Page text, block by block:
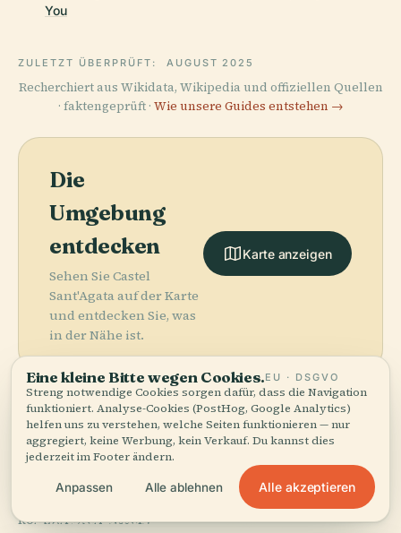
You
ZULETZT ÜBERPRÜFT: AUGUST 2025
Recherchiert aus Wikidata, Wikipedia und offiziellen Quellen
· faktengeprüft · Wie unsere Guides entstehen →
Die
Umgebung
entdecken
Sehen Sie Castel
Sant'Agata auf der Karte
und entdecken Sie, was
in der Nähe ist.
Karte anzeigen
More inSavona.
11 Orte zu entdecken — ein paar, die sich gut
kombinieren lassen.
Kathedrale Von
PLACE
Torre Del
PLACE
Eine kleine Bitte wegen Cookies.EU · DSGVO
Streng notwendige Cookies sorgen dafür, dass die Navigation
funktioniert. Analyse-Cookies (PostHog, Google Analytics)
helfen uns zu verstehen, welche Seiten funktionieren — nur
aggregiert, keine Werbung, kein Verkauf. Du kannst dies
jederzeit im Footer ändern.
Anpassen Alle ablehnen Alle akzeptieren